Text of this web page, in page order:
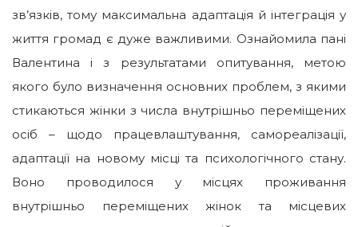
зв’язків, тому максимальна адаптація й інтеграція у
життя громад є дуже важливими. Ознайомила пані
Валентина і з результатами опитування, метою
якого було визначення основних проблем, з якими
стикаються жінки з числа внутрішньо переміщених
осіб – щодо працевлаштування, самореалізації,
адаптації на новому місці та психологічного стану.
Воно проводилося у місцях проживання
внутрішньо переміщених жінок та місцевих